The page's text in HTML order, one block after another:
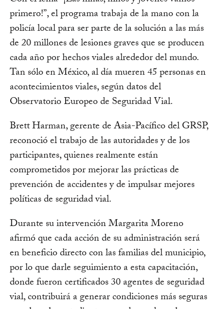
primero!”, el programa trabaja de la mano con la
policía local para ser parte de la solución a las más
de 20 millones de lesiones graves que se producen
cada año por hechos viales alrededor del mundo.
Tan sólo en México, al día mueren 45 personas en
acontecimientos viales, según datos del
Observatorio Europeo de Seguridad Vial.
Brett Harman, gerente de Asia-Pacífico del GRSP,
reconoció el trabajo de las autoridades y de los
participantes, quienes realmente están
comprometidos por mejorar las prácticas de
prevención de accidentes y de impulsar mejores
políticas de seguridad vial.
Durante su intervención Margarita Moreno
afirmó que cada acción de su administración será
en beneficio directo con las familias del municipio,
por lo que darle seguimiento a esta capacitación,
donde fueron certificados 30 agentes de seguridad
vial, contribuirá a generar condiciones más seguras